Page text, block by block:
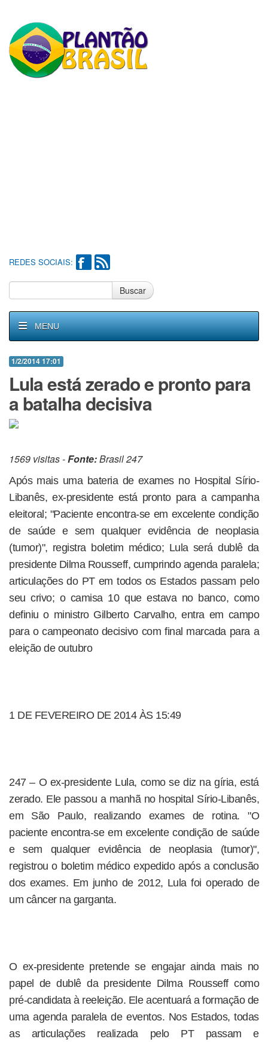
REDES SOCIAIS:
Buscar
MENU
1/2/2014 17:01
Lula está zerado e pronto para
a batalha decisiva
1569 visitas -Fonte:Brasil 247
Após mais uma bateria de exames no Hospital Sírio-
Libanês, ex-presidente está pronto para a campanha
eleitoral; "Paciente encontra-se em excelente condição
de saúde e sem qualquer evidência de neoplasia
(tumor)", registra boletim médico; Lula será dublê da
presidente Dilma Rousseff, cumprindo agenda paralela;
articulações do PT em todos os Estados passam pelo
seu crivo; o camisa 10 que estava no banco, como
definiu o ministro Gilberto Carvalho, entra em campo
para o campeonato decisivo com final marcada para a
eleição de outubro
1 DE FEVEREIRO DE 2014 ÀS 15:49
247 – O ex-presidente Lula, como se diz na gíria, está
zerado. Ele passou a manhã no hospital Sírio-Libanês,
em São Paulo, realizando exames de rotina. "O
paciente encontra-se em excelente condição de saúde
e sem qualquer evidência de neoplasia (tumor)",
registrou o boletim médico expedido após a conclusão
dos exames. Em junho de 2012, Lula foi operado de
um câncer na garganta.
O ex-presidente pretende se engajar ainda mais no
papel de dublê da presidente Dilma Rousseff como
pré-candidata à reeleição. Ele acentuará a formação de
uma agenda paralela de eventos. Nos Estados, todas
as articulações realizada pelo PT passam e